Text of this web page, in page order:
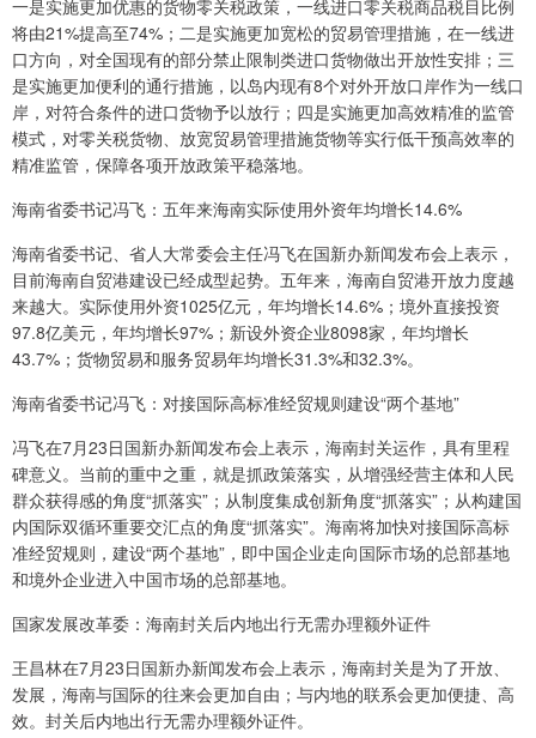
一是实施更加优惠的货物零关税政策，一线进口零关税商品税目比例
将由21%提高至74%；二是实施更加宽松的贸易管理措施，在一线进
口方向，对全国现有的部分禁止限制类进口货物做出开放性安排；三
是实施更加便利的通行措施，以岛内现有8个对外开放口岸作为一线口
岸，对符合条件的进口货物予以放行；四是实施更加高效精准的监管
模式，对零关税货物、放宽贸易管理措施货物等实行低干预高效率的
精准监管，保障各项开放政策平稳落地。
海南省委书记冯飞：五年来海南实际使用外资年均增长14.6%
海南省委书记、省人大常委会主任冯飞在国新办新闻发布会上表示，
目前海南自贸港建设已经成型起势。五年来，海南自贸港开放力度越
来越大。实际使用外资1025亿元，年均增长14.6%；境外直接投资
97.8亿美元，年均增长97%；新设外资企业8098家，年均增长
43.7%；货物贸易和服务贸易年均增长31.3%和32.3%。
海南省委书记冯飞：对接国际高标准经贸规则建设“两个基地”
冯飞在7月23日国新办新闻发布会上表示，海南封关运作，具有里程
碑意义。当前的重中之重，就是抓政策落实，从增强经营主体和人民
群众获得感的角度“抓落实”；从制度集成创新角度“抓落实”；从构建国
内国际双循环重要交汇点的角度“抓落实”。海南将加快对接国际高标
准经贸规则，建设“两个基地”，即中国企业走向国际市场的总部基地
和境外企业进入中国市场的总部基地。
国家发展改革委：海南封关后内地出行无需办理额外证件
王昌林在7月23日国新办新闻发布会上表示，海南封关是为了开放、
发展，海南与国际的往来会更加自由；与内地的联系会更加便捷、高
效。封关后内地出行无需办理额外证件。